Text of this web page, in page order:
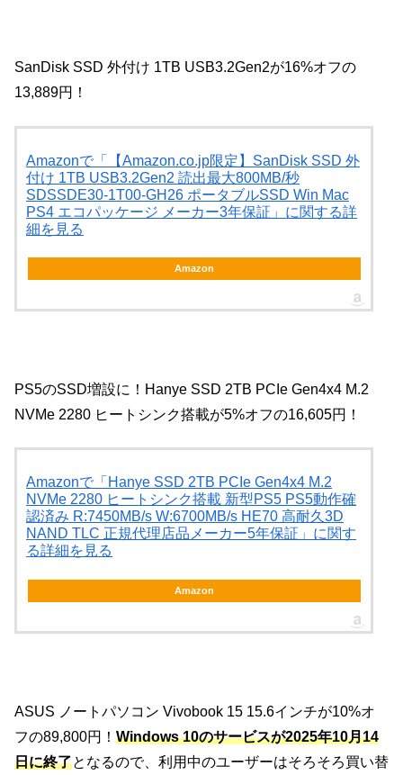
SanDisk SSD 外付け 1TB USB3.2Gen2が16%オフの
13,889円！
Amazonで「【Amazon.co.jp限定】SanDisk SSD 外
付け 1TB USB3.2Gen2 読出最大800MB/秒
SDSSDE30-1T00-GH26 ポータブルSSD Win Mac
PS4 エコパッケージ メーカー3年保証」に関する詳
細を見る
Amazon
PS5のSSD増設に！Hanye SSD 2TB PCIe Gen4x4 M.2
NVMe 2280 ヒートシンク搭載が5%オフの16,605円！
Amazonで「Hanye SSD 2TB PCIe Gen4x4 M.2
NVMe 2280 ヒートシンク搭載 新型PS5 PS5動作確
認済み R:7450MB/s W:6700MB/s HE70 高耐久3D
NAND TLC 正規代理店品メーカー5年保証」に関す
る詳細を見る
Amazon
ASUS ノートパソコン Vivobook 15 15.6インチが10%オ
フの89,800円！ Windows 10のサービスが2025年10月14
日に終了となるので、利用中のユーザーはそろそろ買い替